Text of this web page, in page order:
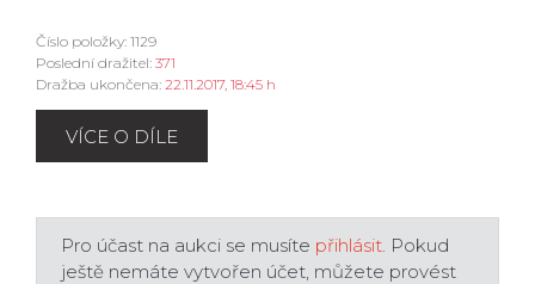
Číslo položky: 1129
Poslední dražitel: 371
Dražba ukončena: 22.11.2017, 18:45 h
VÍCE O DÍLE
Pro účast na aukci se musíte přihlásit . Pokud
ještě nemáte vytvořen účet, můžete provést